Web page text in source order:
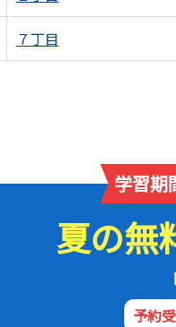
７丁目
学習期
夏の無
予約